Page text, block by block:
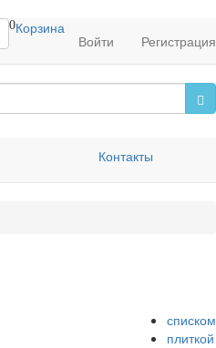
0Корзина
Войти Регистрация
Контакты
списком
плиткой